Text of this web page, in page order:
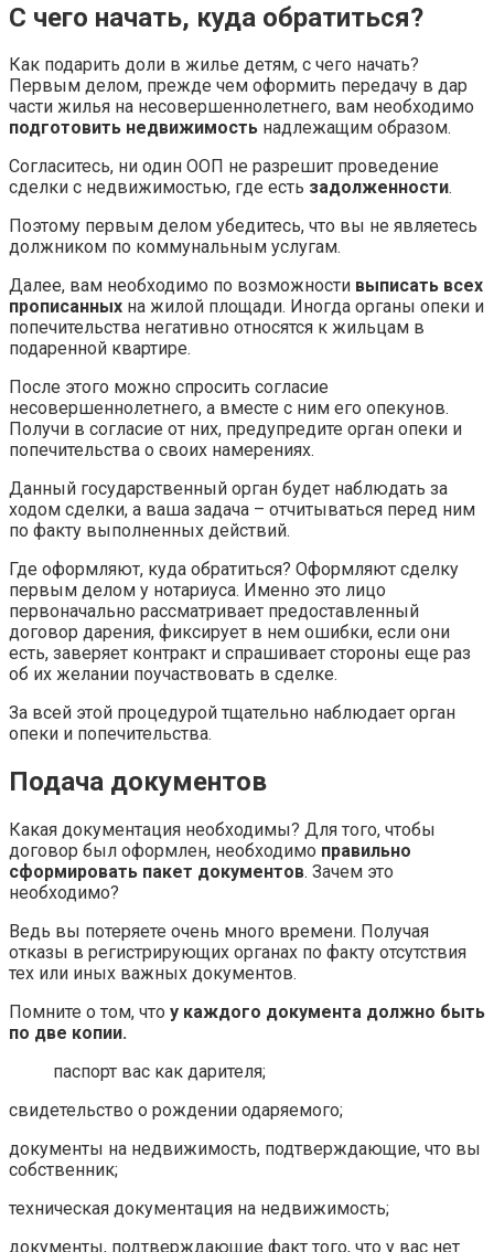
С чего начать, куда обратиться?
Как подарить доли в жилье детям, с чего начать?
Первым делом, прежде чем оформить передачу в дар
части жилья на несовершеннолетнего, вам необходимо
подготовить недвижимость надлежащим образом.
Согласитесь, ни один ООП не разрешит проведение
сделки с недвижимостью, где есть задолженности.
Поэтому первым делом убедитесь, что вы не являетесь
должником по коммунальным услугам.
Далее, вам необходимо по возможности выписать всех
прописанных на жилой площади. Иногда органы опеки и
попечительства негативно относятся к жильцам в
подаренной квартире.
После этого можно спросить согласие
несовершеннолетнего, а вместе с ним его опекунов.
Получи в согласие от них, предупредите орган опеки и
попечительства о своих намерениях.
Данный государственный орган будет наблюдать за
ходом сделки, а ваша задача – отчитываться перед ним
по факту выполненных действий.
Где оформляют, куда обратиться? Оформляют сделку
первым делом у нотариуса. Именно это лицо
первоначально рассматривает предоставленный
договор дарения, фиксирует в нем ошибки, если они
есть, заверяет контракт и спрашивает стороны еще раз
об их желании поучаствовать в сделке.
За всей этой процедурой тщательно наблюдает орган
опеки и попечительства.
Подача документов
Какая документация необходимы? Для того, чтобы
договор был оформлен, необходимо правильно
сформировать пакет документов. Зачем это
необходимо?
Ведь вы потеряете очень много времени. Получая
отказы в регистрирующих органах по факту отсутствия
тех или иных важных документов.
Помните о том, что у каждого документа должно быть
по две копии.
паспорт вас как дарителя;
свидетельство о рождении одаряемого;
документы на недвижимость, подтверждающие, что вы
собственник;
техническая документация на недвижимость;
документы, подтверждающие факт того, что у вас нет